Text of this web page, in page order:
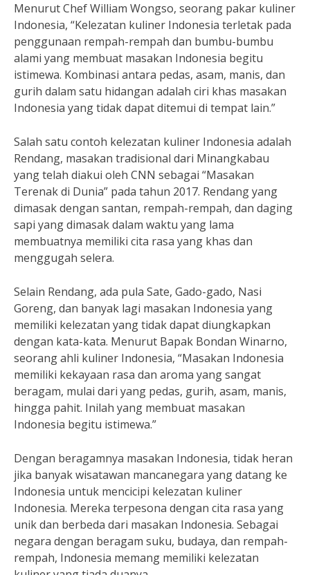
Menurut Chef William Wongso, seorang pakar kuliner
Indonesia, “Kelezatan kuliner Indonesia terletak pada
penggunaan rempah-rempah dan bumbu-bumbu
alami yang membuat masakan Indonesia begitu
istimewa. Kombinasi antara pedas, asam, manis, dan
gurih dalam satu hidangan adalah ciri khas masakan
Indonesia yang tidak dapat ditemui di tempat lain.”
Salah satu contoh kelezatan kuliner Indonesia adalah
Rendang, masakan tradisional dari Minangkabau
yang telah diakui oleh CNN sebagai “Masakan
Terenak di Dunia” pada tahun 2017. Rendang yang
dimasak dengan santan, rempah-rempah, dan daging
sapi yang dimasak dalam waktu yang lama
membuatnya memiliki cita rasa yang khas dan
menggugah selera.
Selain Rendang, ada pula Sate, Gado-gado, Nasi
Goreng, dan banyak lagi masakan Indonesia yang
memiliki kelezatan yang tidak dapat diungkapkan
dengan kata-kata. Menurut Bapak Bondan Winarno,
seorang ahli kuliner Indonesia, “Masakan Indonesia
memiliki kekayaan rasa dan aroma yang sangat
beragam, mulai dari yang pedas, gurih, asam, manis,
hingga pahit. Inilah yang membuat masakan
Indonesia begitu istimewa.”
Dengan beragamnya masakan Indonesia, tidak heran
jika banyak wisatawan mancanegara yang datang ke
Indonesia untuk mencicipi kelezatan kuliner
Indonesia. Mereka terpesona dengan cita rasa yang
unik dan berbeda dari masakan Indonesia. Sebagai
negara dengan beragam suku, budaya, dan rempah-
rempah, Indonesia memang memiliki kelezatan